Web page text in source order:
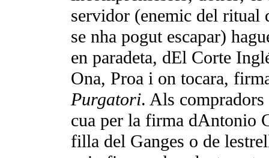
servidor (enemic del ritual
se nha pogut escapar)
en paradeta, dEl Corte
Ona, Proa i on tocara,
Purgatori. Als
cua per la firma dAntonio
filla del Ganges o de